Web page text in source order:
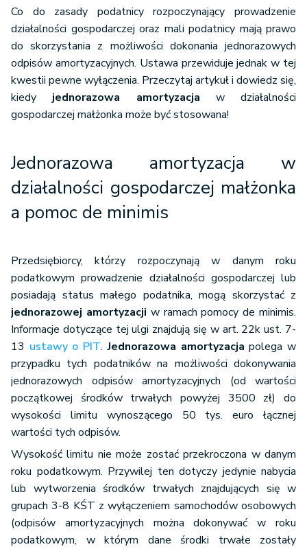
Co do zasady podatnicy rozpoczynający prowadzenie
działalności gospodarczej oraz mali podatnicy mają prawo
do skorzystania z możliwości dokonania jednorazowych
odpisów amortyzacyjnych. Ustawa przewiduje jednak w tej
kwestii pewne wyłączenia. Przeczytaj artykuł i dowiedz się,
kiedy jednorazowa amortyzacja w działalności
gospodarczej małżonka może być stosowana!
Jednorazowa amortyzacja w
działalności gospodarczej małżonka
a pomoc de minimis
Przedsiębiorcy, którzy rozpoczynają w danym roku
podatkowym prowadzenie działalności gospodarczej lub
posiadają status małego podatnika, mogą skorzystać z
jednorazowej amortyzacji w ramach pomocy de minimis.
Informacje dotyczące tej ulgi znajdują się w art. 22k ust. 7-
13 ustawy o PIT.Jednorazowa amortyzacja polega w
przypadku tych podatników na możliwości dokonywania
jednorazowych odpisów amortyzacyjnych (od wartości
początkowej środków trwałych powyżej 3500 zł) do
wysokości limitu wynoszącego 50 tys. euro łącznej
wartości tych odpisów.
Wysokość limitu nie może zostać przekroczona w danym
roku podatkowym. Przywilej ten dotyczy jedynie nabycia
lub wytworzenia środków trwałych znajdujących się w
grupach 3-8 KŚT z wyłączeniem samochodów osobowych
(odpisów amortyzacyjnych można dokonywać w roku
podatkowym, w którym dane środki trwałe zostały